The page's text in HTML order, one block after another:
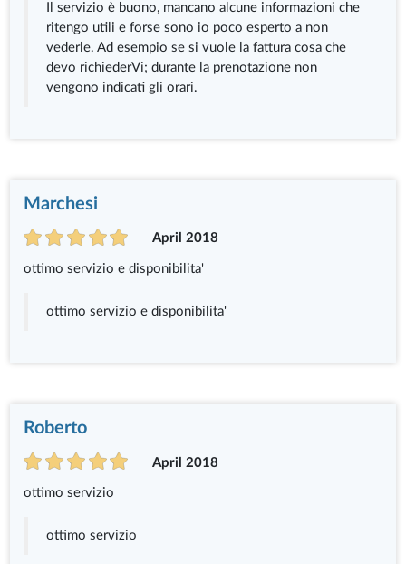
Il servizio è buono, mancano alcune informazioni che
ritengo utili e forse sono io poco esperto a non
vederle. Ad esempio se si vuole la fattura cosa che
devo richiederVi; durante la prenotazione non
vengono indicati gli orari.
Marchesi
April 2018
ottimo servizio e disponibilita'
ottimo servizio e disponibilita'
Roberto
April 2018
ottimo servizio
ottimo servizio